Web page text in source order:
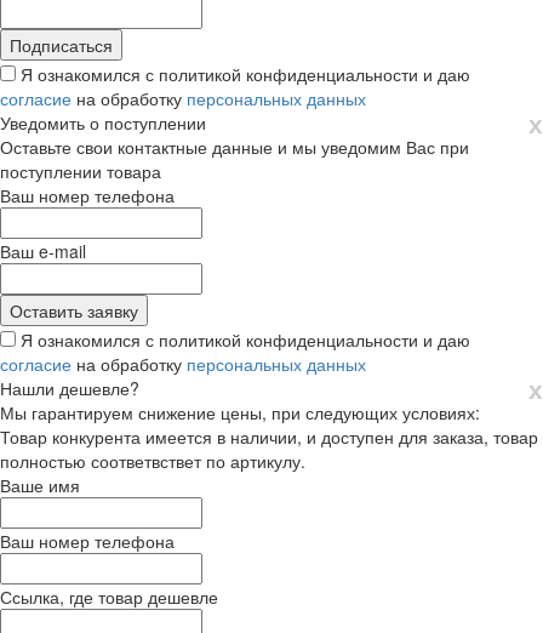
Я ознакомился с политикой конфиденциальности и даю
согласие на обработку персональных данных
х
Уведомить о поступлении
Оставьте свои контактные данные и мы уведомим Вас при
поступлении товара
Ваш номер телефона
Ваш e-mail
Я ознакомился с политикой конфиденциальности и даю
согласие на обработку персональных данных
х
Нашли дешевле?
Мы гарантируем снижение цены, при следующих условиях:
Товар конкурента имеется в наличии, и доступен для заказа, товар
полностью соответвствет по артикулу.
Ваше имя
Ваш номер телефона
Ссылка, где товар дешевле